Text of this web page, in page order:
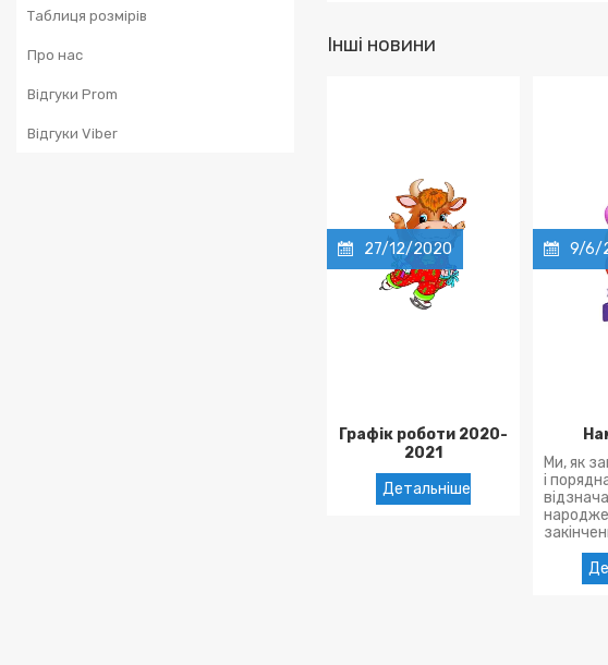
Таблиця розмірів
Про нас
Відгуки Prom
Відгуки Viber
Інші новини
27/12/2020
Графік роботи 2020-
2021
9/6/
Ми, як
і